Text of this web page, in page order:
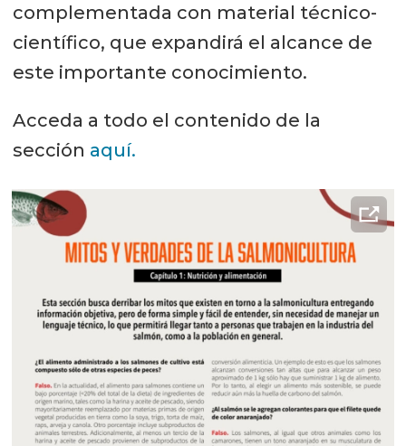
complementada con material técnico-
científico, que expandirá el alcance de
este importante conocimiento.
Acceda a todo el contenido de la
sección aquí.